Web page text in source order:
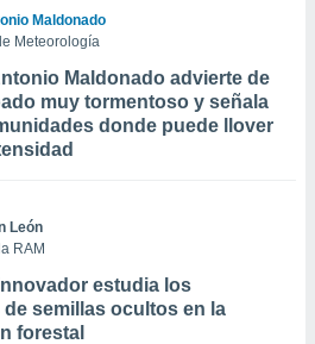
Maldonado
Meteorología
Maldonado advierte de
muy tormentoso y señala
donde puede llover
León
RAM
estudia los
semillas ocultos en la
forestal